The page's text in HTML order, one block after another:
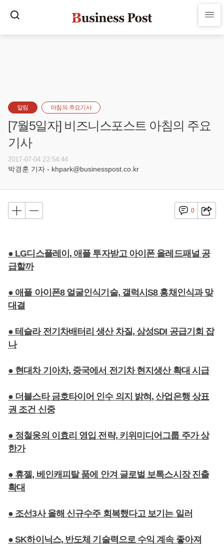
알림 아침의 주요기사
[7월5일자] 비즈니스포스트 아침의 주요
기사
2017-07-04 22:54:44
박경훈 기자 - khpark@businesspost.co.kr
0
● LG디스플레이, 애플 투자받고 아이폰 올레드패널 공
급할까
● 애플 아이폰8 얼굴인식기술, 갤럭시S8 홍채인식과 맞
대결
● 테슬라 전기차배터리 생산 차질, 삼성SDI 공급기회 잡
나
● 현대차 기아차, 중국에서 전기차 현지생산 확대 시급
● 더블스타 금호타이어 인수 의지 밝혀, 산업은행 상표
권 조건 신중
● 정철웅의 이효리 영입 전략, 키위미디어그룹 주가 상
한가
● 휴젤, 베인캐피탈 품에 안겨 글로벌 보톡스시장 진출
확대
● 조선3사 올해 신규수주 회복했다고 보기는 일러
● SK하이닉스, 반도체 기술력으로 수익 계속 좋아져